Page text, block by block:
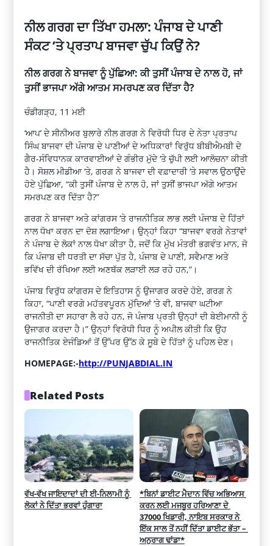
ਨੀਲ ਗਰਗ ਦਾ ਤਿੱਖਾ ਹਮਲਾ: ਪੰਜਾਬ ਦੇ ਪਾਣੀ
ਸੰਕਟ ‘ਤੇ ਪ੍ਰਤਾਪ ਬਾਜਵਾ ਚੁੱਪ ਕਿਉਂ ਨੇ?
ਨੀਲ ਗਰਗ ਨੇ ਬਾਜਵਾ ਨੂੰ ਪੁੱਛਿਆ: ਕੀ ਤੁਸੀਂ ਪੰਜਾਬ ਦੇ ਨਾਲ ਹੋ, ਜਾਂ
ਤੁਸੀਂ ਭਾਜਪਾ ਅੱਗੇ ਆਤਮ ਸਮਰਪਣ ਕਰ ਦਿੱਤਾ ਹੈ?
ਚੰਡੀਗੜ੍ਹ, 11 ਮਈ
‘ਆਪ’ ਦੇ ਸੀਨੀਅਰ ਬੁਲਾਰੇ ਨੀਲ ਗਰਗ ਨੇ ਵਿਰੋਧੀ ਧਿਰ ਦੇ ਨੇਤਾ ਪ੍ਰਤਾਪ
ਸਿੰਘ ਬਾਜਵਾ ਦੀ ਪੰਜਾਬ ਦੇ ਪਾਣੀਆਂ ਦੇ ਅਧਿਕਾਰਾਂ ਵਿਰੁੱਧ ਬੀਬੀਐਮਬੀ ਦੇ
ਗੈਰ-ਸੰਵਿਧਾਨਕ ਕਾਰਵਾਈਆਂ ਦੇ ਗੰਭੀਰ ਮੁੱਦੇ ‘ਤੇ ਚੁੱਪੀ ਲਈ ਆਲੋਚਨਾ ਕੀਤੀ
ਹੈ। ਸੋਸ਼ਲ ਮੀਡੀਆ ‘ਤੇ, ਗਰਗ ਨੇ ਬਾਜਵਾ ਦੀ ਵਫ਼ਾਦਾਰੀ ‘ਤੇ ਸਵਾਲ ਉਠਾਉਂਦੇ
ਹੋਏ ਪੁੱਛਿਆ, “ਕੀ ਤੁਸੀਂ ਪੰਜਾਬ ਦੇ ਨਾਲ ਹੋ, ਜਾਂ ਤੁਸੀਂ ਭਾਜਪਾ ਅੱਗੇ ਆਤਮ
ਸਮਰਪਣ ਕਰ ਦਿੱਤਾ ਹੈ?”
ਗਰਗ ਨੇ ਬਾਜਵਾ ਅਤੇ ਕਾਂਗਰਸ ‘ਤੇ ਰਾਜਨੀਤਿਕ ਲਾਭ ਲਈ ਪੰਜਾਬ ਦੇ ਹਿੱਤਾਂ
ਨਾਲ ਧੋਖਾ ਕਰਨ ਦਾ ਦੋਸ਼ ਲਗਾਇਆ। ਉਨ੍ਹਾਂ ਕਿਹਾ “ਬਾਜਵਾ ਵਰਗੇ ਨੇਤਾਵਾਂ
ਨੇ ਪੰਜਾਬ ਦੇ ਲੋਕਾਂ ਨਾਲ ਧੋਖਾ ਕੀਤਾ ਹੈ, ਜਦੋਂ ਕਿ ਮੁੱਖ ਮੰਤਰੀ ਭਗਵੰਤ ਮਾਨ, ਜੋ
ਕਿ ਪੰਜਾਬ ਦੀ ਧਰਤੀ ਦਾ ਸੱਚਾ ਪੁੱਤ ਹੈ, ਪੰਜਾਬ ਦੇ ਪਾਣੀ, ਸਵੈਮਾਣ ਅਤੇ
ਭਵਿੱਖ ਦੀ ਰੱਖਿਆ ਲਈ ਅਣਥੱਕ ਲੜਾਈ ਲੜ ਰਹੇ ਹਨ,”।
ਪੰਜਾਬ ਵਿਰੁੱਧ ਕਾਂਗਰਸ ਦੇ ਇਤਿਹਾਸ ਨੂੰ ਉਜਾਗਰ ਕਰਦੇ ਹੋਏ, ਗਰਗ ਨੇ
ਕਿਹਾ, “ਪਾਣੀ ਵਰਗੇ ਮਹੱਤਵਪੂਰਨ ਮੁੱਦਿਆਂ ‘ਤੇ ਵੀ, ਬਾਜਵਾ ਘਟੀਆ
ਰਾਜਨੀਤੀ ਦਾ ਸਹਾਰਾ ਲੈ ਰਹੇ ਹਨ, ਜੋ ਪੰਜਾਬ ਪ੍ਰਤੀ ਉਨ੍ਹਾਂ ਦੀ ਬੇਈਮਾਨੀ ਨੂੰ
ਉਜਾਗਰ ਕਰਦਾ ਹੈ।” ਉਨ੍ਹਾਂ ਵਿਰੋਧੀ ਧਿਰ ਨੂੰ ਅਪੀਲ ਕੀਤੀ ਕਿ ਉਹ
ਰਾਜਨੀਤਿਕ ਏਜੰਡਿਆਂ ਤੋਂ ਉੱਪਰ ਉੱਠ ਕੇ ਸੂਬੇ ਦੇ ਹਿੱਤਾਂ ਨੂੰ ਪਹਿਲ ਦੇਣ।
HOMEPAGE:-http://PUNJABDIAL.IN
Related Posts
ਵੱਖ-ਵੱਖ ਜਾਇਦਾਦਾਂ ਦੀ ਈ-ਨਿਲਾਮੀ ਨੂੰ
ਲੋਕਾਂ ਨੇ ਦਿੱਤਾ ਭਰਵਾਂ ਹੁੰਗਾਰਾ
*ਬਿਨਾਂ ਡਾਈਟ ਮੈਦਾਨ ਵਿੱਚ ਅਭਿਆਸ
ਕਰਨ ਲਈ ਮਜਬੂਰ ਹਰਿਆਣਾ ਦੇ
37000 ਖਿਡਾਰੀ, ਨਾਇਬ ਸਰਕਾਰ ਨੇ
ਇੱਕ ਸਾਲ ਤੋਂ ਨਹੀਂ ਦਿੱਤਾ ਡਾਈਟ ਭੱਤਾ –
ਅਨੁਰਾਗ ਢਾਂਡਾ*